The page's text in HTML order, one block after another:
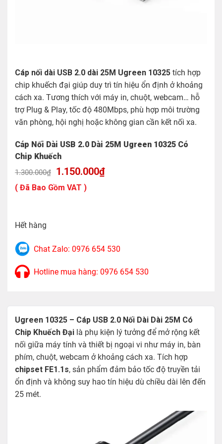
Cáp nối dài USB 2.0 dài 25M Ugreen 10325 tích hợp
chip khuếch đại giúp duy trì tín hiệu ổn định ở khoảng
cách xa. Tương thích với máy in, chuột, webcam… hỗ
trợ Plug & Play, tốc độ 480Mbps, phù hợp môi trường
văn phòng, hội nghị hoặc không gian cần kết nối xa.
Cáp Nối Dài USB 2.0 Dài 25M Ugreen 10325 Có
Chip Khuếch
1.300.000₫
Giá
gốc
là:
1.300.000₫.
1.150.000₫Giá
( Đã Bao Gồm VAT )
Hết hàng
Chat Zalo: 0976 654 530
Hotline mua hàng: 0976 654 530
Ugreen 10325 – Cáp USB 2.0 Nối Dài Dài 25M Có
Chip Khuếch Đại là phụ kiện lý tưởng để mở rộng kết
nối giữa máy tính và thiết bị ngoại vi như máy in, bàn
phím, chuột, webcam ở khoảng cách xa. Tích hợp
chipset FE1.1s, sản phẩm đảm bảo tốc độ truyền tải
ổn định và không suy hao tín hiệu dù chiều dài lên đến
25 mét.